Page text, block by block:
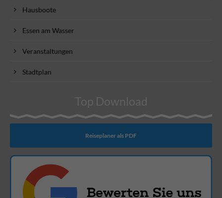
Hausboote
Essen am Wasser
Veranstaltungen
Stadtplan
Top Download
Reiseplaner als PDF